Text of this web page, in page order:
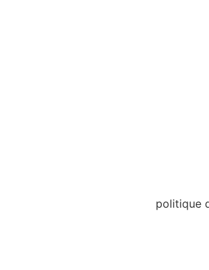
politique